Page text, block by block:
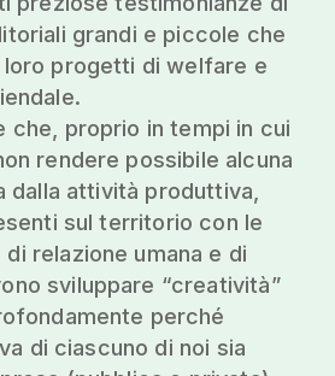
grandi e piccole che
loro progetti di welfare e
che, proprio in tempi in cui
rendere possibile alcuna
dalla attività produttiva,
sul territorio con le
relazione umana e di
sviluppare “creatività”
perché
di ciascuno di noi sia